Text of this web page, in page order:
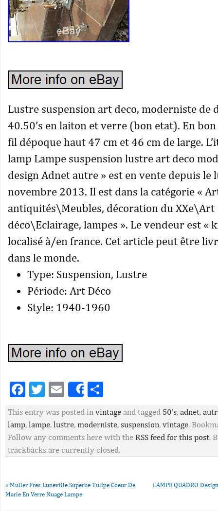
Lustre suspension art deco, moderniste de
40.50’s en laiton et verre (bon etat). En
fil dépoque haut 47 cm et 46 cm de large.
lamp Lampe suspension lustre art deco
design Adnet autre » est en vente depuis le
novembre 2013. Il est dans la catégorie «
antiquités\Meubles, décoration du XXe\Art
déco\Eclairage, lampes ». Le vendeur est «
localisé à/en france. Cet article peut être
dans le monde.
Type: Suspension, Lustre
Période: Art Déco
Style: 1940-1960
Facebook
Twitter
EmailShare
This entry was posted in vintage and tagged 50's, adnet,
lamp, lampe, lustre, moderniste, suspension, vintage.
Follow any comments here with the RSS feed for this post.
trackbacks are currently closed.
« Muller Fres Luneville Superbe Tulipe Coeur De
Marie En Verre Nuage Lampe
LAMPE QUADRO